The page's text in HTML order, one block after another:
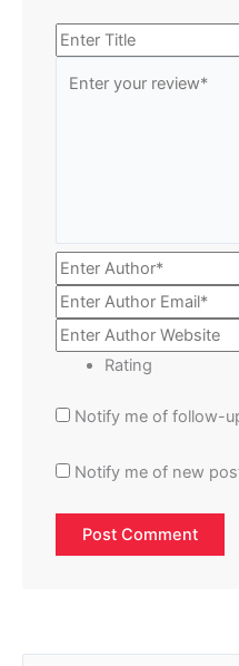
Rating
Notify me of follow-
Notify me of new